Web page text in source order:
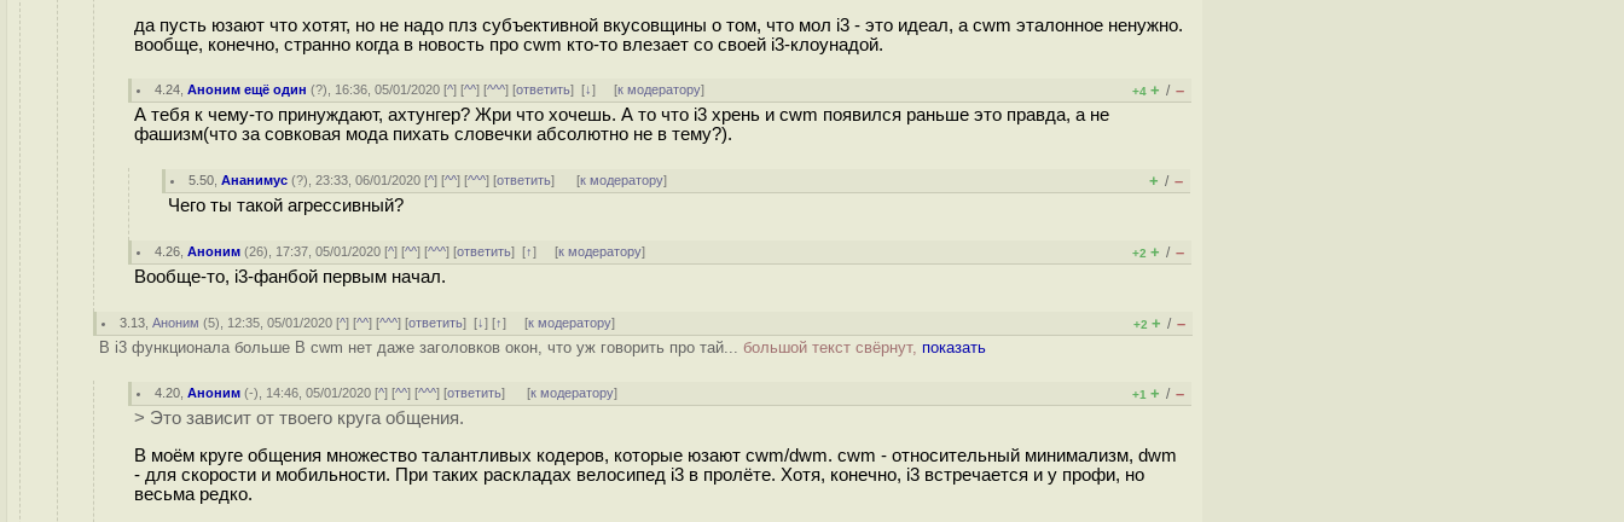
да пусть юзают что хотят, но не надо плз субъективной вкусовщины о том, что мол i3 - это идеал, а cwm эталонное ненужно.
вообще, конечно, странно когда в новость про cwm кто-то влезает со своей i3-клоунадой.
4.24 ,Аноним ещё один (?), 16:36, 05/01/2020 [^] [^^] [^^^] [ответить][↓] [к модератору] +4 + / –
А тебя к чему-то принуждают, ахтунгер? Жри что хочешь. А то что i3 хрень и cwm появился раньше это правда, а не
фашизм(что за совковая мода пихать словечки абсолютно не в тему?).
5.50 ,Ананимус (?), 23:33, 06/01/2020 [^] [^^] [^^^] [ответить] [к модератору] + / –
Чего ты такой агрессивный?
4.26 ,Аноним (26), 17:37, 05/01/2020 [^] [^^] [^^^] [ответить][↑] [к модератору] +2 + / –
Вообще-то, i3-фанбой первым начал.
3.13 ,Аноним (5), 12:35, 05/01/2020 [^] [^^] [^^^] [ответить][↓] [↑] [к модератору] +2 + / –
В i3 функционала больше В cwm нет даже заголовков окон, что уж говорить про тай... большой текст свёрнут, показать
4.20 ,Аноним (-), 14:46, 05/01/2020 [^] [^^] [^^^] [ответить] [к модератору] +1 + / –
> Это зависит от твоего круга общения.
В моём круге общения множество талантливых кодеров, которые юзают cwm/dwm. cwm - относительный минимализм, dwm
- для скорости и мобильности. При таких раскладах велосипед i3 в пролёте. Хотя, конечно, i3 встречается и у профи, но
весьма редко.